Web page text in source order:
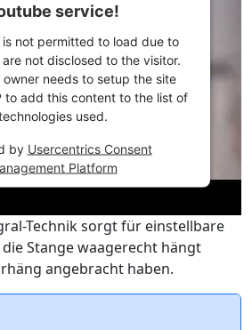
service!
not permitted to load due to
not disclosed to the visitor.
needs to setup the site
to add this content to the list of
used.
by Usercentrics Consent
Platform
Technik sorgt für einstellbare
Stange waagerecht hängt
angebracht haben.